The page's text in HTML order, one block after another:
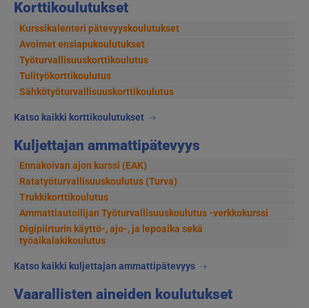
Korttikoulutukset
Kurssikalenteri pätevyyskoulutukset
Avoimet ensiapukoulutukset
Työturvallisuuskorttikoulutus
Tulityökorttikoulutus
Sähkötyöturvallisuuskorttikoulutus
Katso kaikki korttikoulutukset
Kuljettajan ammattipätevyys
Ennakoivan ajon kurssi (EAK)
Ratatyöturvallisuuskoulutus (Turva)
Trukkikorttikoulutus
Ammattiautoilijan Työturvallisuuskoulutus -verkkokurssi
Digipiirturin käyttö-, ajo-, ja lepoaika sekä
työaikalakikoulutus
Katso kaikki kuljettajan ammattipätevyys
Vaarallisten aineiden koulutukset